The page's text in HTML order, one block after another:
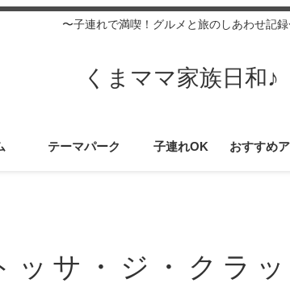
〜子連れで満喫！グルメと旅のしあわせ記録
くまママ家族日和♪
テーマパーク 子連れOK おすすめ
ッサ・ジ・クラ